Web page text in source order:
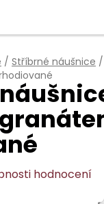
/ Stříbrné náušnice /
hodnocení